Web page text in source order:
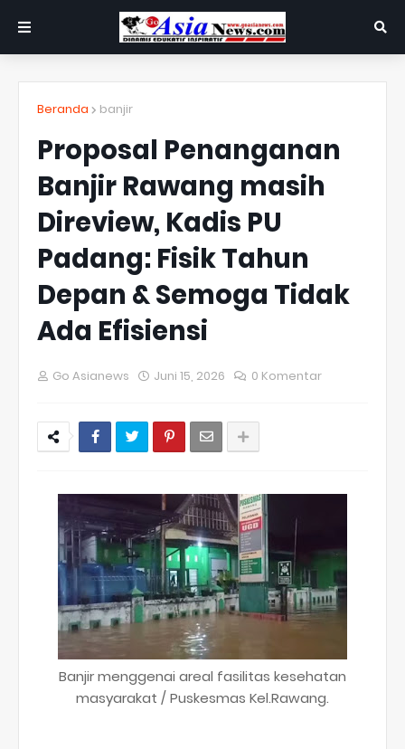
Beranda banjir
Proposal Penanganan
Banjir Rawang masih
Direview, Kadis PU
Padang: Fisik Tahun
Depan & Semoga Tidak
Ada Efisiensi
Go Asianews Juni 15, 2026 0 Komentar
Banjir menggenai areal fasilitas kesehatan
masyarakat / Puskesmas Kel.Rawang.